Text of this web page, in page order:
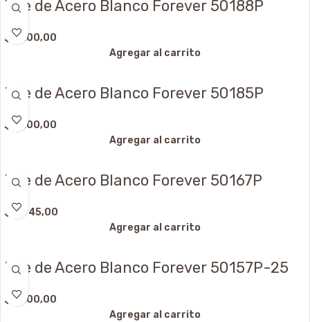
Dije de Acero Blanco Forever 50188P
$ 3.100,00
Agregar al carrito
Dije de Acero Blanco Forever 50185P
$ 3.100,00
Agregar al carrito
Dije de Acero Blanco Forever 50167P
$ 2.945,00
Agregar al carrito
Dije de Acero Blanco Forever 50157P-25
$ 3.100,00
Agregar al carrito